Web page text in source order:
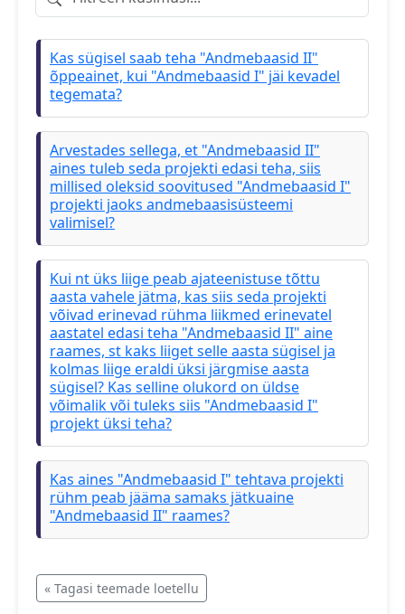
Kas sügisel saab teha "Andmebaasid II"
õppeainet, kui "Andmebaasid I" jäi kevadel
tegemata?
Arvestades sellega, et "Andmebaasid II"
aines tuleb seda projekti edasi teha, siis
millised oleksid soovitused "Andmebaasid I"
projekti jaoks andmebaasisüsteemi
valimisel?
Kui nt üks liige peab ajateenistuse tõttu
aasta vahele jätma, kas siis seda projekti
võivad erinevad rühma liikmed erinevatel
aastatel edasi teha "Andmebaasid II" aine
raames, st kaks liiget selle aasta sügisel ja
kolmas liige eraldi üksi järgmise aasta
sügisel? Kas selline olukord on üldse
võimalik või tuleks siis "Andmebaasid I"
projekt üksi teha?
Kas aines "Andmebaasid I" tehtava projekti
rühm peab jääma samaks jätkuaine
"Andmebaasid II" raames?
« Tagasi teemade loetellu